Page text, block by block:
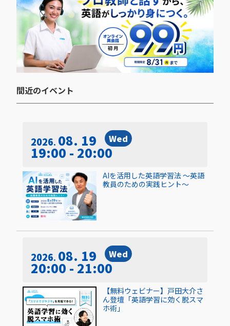
間近のイベント​
2026 08. 19 Wed
19:00 - 20:00
AIを活用した英語学習法 〜英語
教員のための実践ヒント〜
2026 08. 19 Wed
20:00 - 21:00
【無料ウェビナー】戸田大介さ
ん登壇「英語学習に効く脱スマ
ホ術」